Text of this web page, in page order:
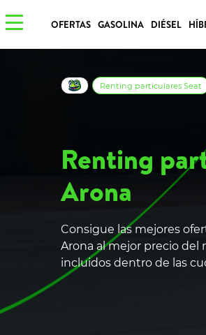
OFERTAS GASOLINA DIÉSEL
Renting
Arona
Consigue las mejores
Arona al mejor precio del
incluidos dentro de las
Renting particulares Seat